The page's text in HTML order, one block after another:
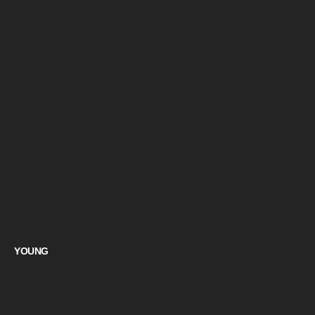
YOUNG